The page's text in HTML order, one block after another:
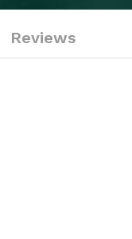
Reviews